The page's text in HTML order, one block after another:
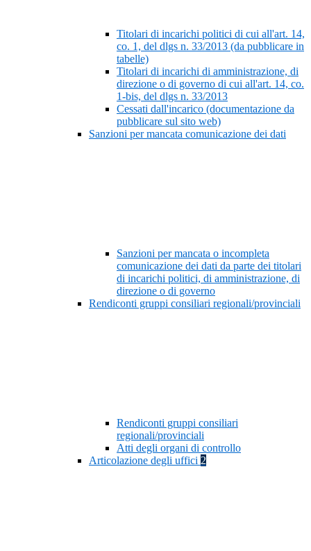
Titolari di incarichi politici di cui all'art. 14,
co. 1, del dlgs n. 33/2013 (da pubblicare in
tabelle)
Titolari di incarichi di amministrazione, di
direzione o di governo di cui all'art. 14, co.
1-bis, del dlgs n. 33/2013
Cessati dall'incarico (documentazione da
pubblicare sul sito web)
Sanzioni per mancata comunicazione dei dati
Sanzioni per mancata o incompleta
comunicazione dei dati da parte dei titolari
di incarichi politici, di amministrazione, di
direzione o di governo
Rendiconti gruppi consiliari regionali/provinciali
Rendiconti gruppi consiliari
regionali/provinciali
Atti degli organi di controllo
Articolazione degli uffici 2